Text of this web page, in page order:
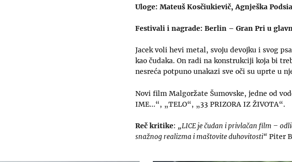
Uloge: Mateuš Kosčiukievič, Agnješka
Festivali i nagrade: Berlin – Gran Pri u
Jacek voli hevi metal, svoju devojku i svog
kao čudaka. On radi na konstrukciji koja bi
nesreća potpuno unakazi sve oči su uprte u
Novi film Malgoržate Šumovske, jedne od
IME…“, „TELO“, „33 PRIZORA IZ ŽIVOTA“.
Reč kritike: „LICE je čudan i privlačan film –
snažnog realizma i maštovite duhovitosti“ Piter